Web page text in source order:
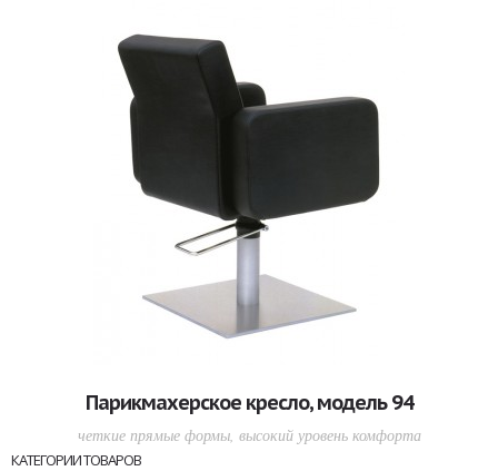
Парикмахерское кресло, модель 94
четкие прямые формы, высокий уровень комфорта
КАТЕГОРИИ ТОВАРОВ